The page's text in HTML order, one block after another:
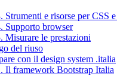
Strumenti e risorse per CSS
Supporto browser
Misurare le prestazioni
del riuso
con il design system .italia
Il framework Bootstrap Italia